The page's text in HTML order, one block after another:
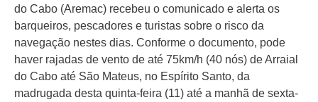
do Cabo (Aremac) recebeu o comunicado e alerta os
barqueiros, pescadores e turistas sobre o risco da
navegação nestes dias. Conforme o documento, pode
haver rajadas de vento de até 75km/h (40 nós) de Arraial
do Cabo até São Mateus, no Espírito Santo, da
madrugada desta quinta-feira (11) até a manhã de sexta-